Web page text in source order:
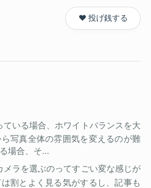
❤️ 投げ銭する
ている場合、ホワイトバランスを大
写真全体の雰囲気を変えるのが難
場合、そ...
メラを選ぶのってすごい変な感じが
割とよく見る気がするし、記事も